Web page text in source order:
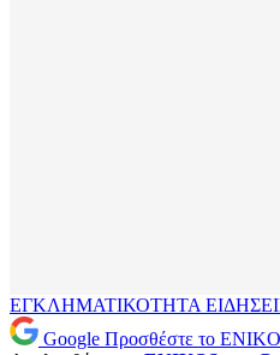
ΕΓΚΛΗΜΑΤΙΚΟΤΗΤΑ
Google Προσθέστε το